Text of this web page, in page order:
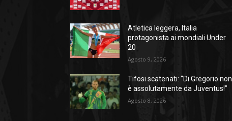
Atletica leggera, Italia
protagonista ai mondiali Under
20
Agosto 9, 2026
Tifosi scatenati: “Di Gregorio non
è assolutamente da Juventus!”
Agosto 8, 2026